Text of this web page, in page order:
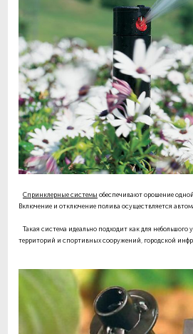
Спринклерные системы обеспечивают орошение
Включение и отключение полива осуществляется
Такая система идеально подходит как для небольшого
территорий и спортивных сооружений, городской